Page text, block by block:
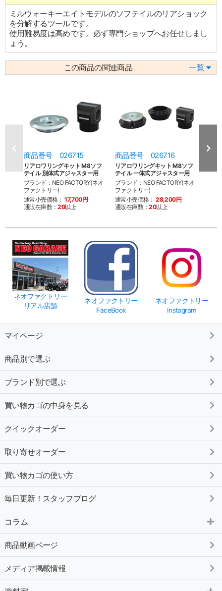
ミルウォーキーエイトモデルのソフテイルのリアショック
を分解するツールです。
使用難易度は高めです。必ず専門ショップへお任せしまし
ょう。
この商品の関連商品 一覧
商品番号 026715
リアロワリングキット M8ソフ
テイル 別体式アジャスター用
ブランド：NEO FACTORY(ネオ
ファクトリー)
通常小売価格： 17,700円
通販在庫数：20以上
商品番号 026716
リアロワリングキット M8ソフ
テイル 一体式アジャスター用
ブランド：NEO FACTORY(ネオ
ファクトリー)
通常小売価格： 28,200円
通販在庫数：20以上
18y-
ネオファクトリー
リアル店舗
ネオファクトリー
FaceBook
ネオファクトリー
Instagram
マイページ
商品別で選ぶ
ブランド別で選ぶ
買い物カゴの中身を見る
クイックオーダー
取り寄せオーダー
買い物カゴの使い方
毎日更新！スタッフブログ
コラム
商品動画ページ
メディア掲載情報